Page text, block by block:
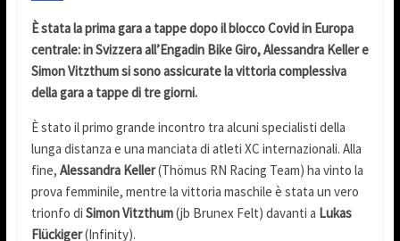
È stata la prima gara a tappe dopo il blocco Covid in Europa
centrale: in Svizzera all’Engadin Bike Giro, Alessandra Keller e
Simon Vitzthum si sono assicurate la vittoria complessiva
della gara a tappe di tre giorni.
È stato il primo grande incontro tra alcuni specialisti della
lunga distanza e una manciata di atleti XC internazionali. Alla
fine, Alessandra Keller(Thömus RN Racing Team) ha vinto la
prova femminile, mentre la vittoria maschile è stata un vero
trionfo di Simon Vitzthum(jb Brunex Felt) davanti a Lukas
Flückiger(Infinity).